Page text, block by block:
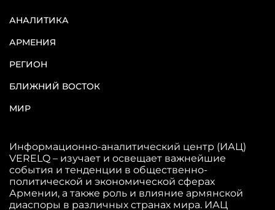
АНАЛИТИКА
АРМЕНИЯ
РЕГИОН
БЛИЖНИЙ ВОСТОК
МИР
Информационно-аналитический центр (ИАЦ)
VERELQ – изучает и освещает важнейшие
события и тенденции в общественно-
политической и экономической сферах
Армении, а также роль и влияние армянской
диаспоры в различных странах мира. ИАЦ